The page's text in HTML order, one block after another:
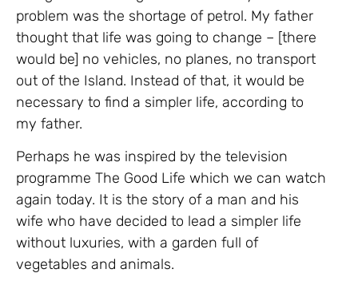
problem was the shortage of petrol. My father
thought that life was going to change – [there
would be] no vehicles, no planes, no transport
out of the Island. Instead of that, it would be
necessary to find a simpler life, according to
my father.
Perhaps he was inspired by the television
programme The Good Life which we can watch
again today. It is the story of a man and his
wife who have decided to lead a simpler life
without luxuries, with a garden full of
vegetables and animals.